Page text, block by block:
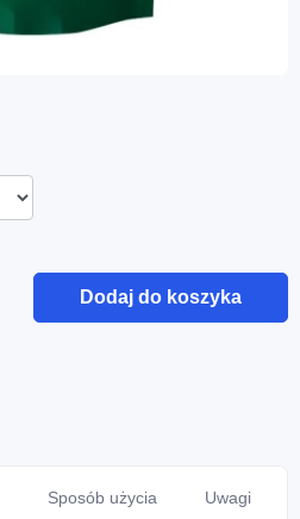
Dodaj do koszyka
Sposób użycia Uwagi